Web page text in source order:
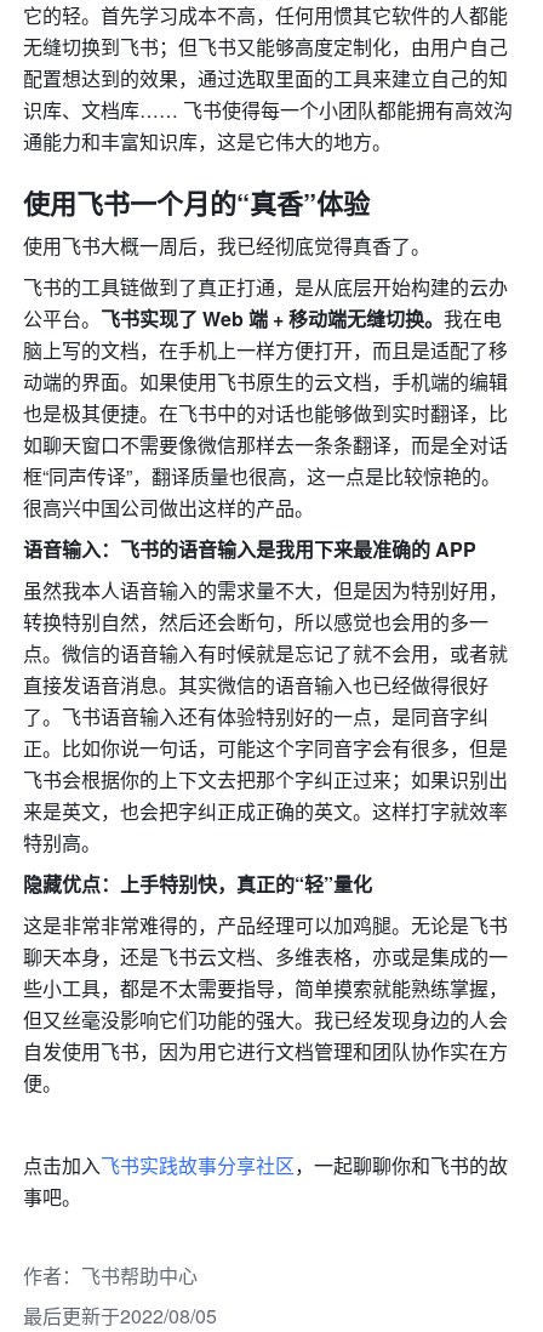
它的轻。首先学习成本不高，任何用惯其它软件的人都能
无缝切换到飞书；但飞书又能够高度定制化，由用户自己
配置想达到的效果，通过选取里面的工具来建立自己的知
识库、文档库…… 飞书使得每一个小团队都能拥有高效沟
通能力和丰富知识库，这是它伟大的地方。
使用飞书一个月的“真香”体验
使用飞书大概一周后，我已经彻底觉得真香了。
飞书的工具链做到了真正打通，是从底层开始构建的云办
公平台。 飞书实现了 Web 端 + 移动端无缝切换。我在电
脑上写的文档，在手机上一样方便打开，而且是适配了移
动端的界面。如果使用飞书原生的云文档，手机端的编辑
也是极其便捷。在飞书中的对话也能够做到实时翻译，比
如聊天窗口不需要像微信那样去一条条翻译，而是全对话
框“同声传译”，翻译质量也很高，这一点是比较惊艳的。
很高兴中国公司做出这样的产品。
语音输入：飞书的语音输入是我用下来最准确的 APP
虽然我本人语音输入的需求量不大，但是因为特别好用，
转换特别自然，然后还会断句，所以感觉也会用的多一
点。微信的语音输入有时候就是忘记了就不会用，或者就
直接发语音消息。其实微信的语音输入也已经做得很好
了。飞书语音输入还有体验特别好的一点，是同音字纠
正。比如你说一句话，可能这个字同音字会有很多，但是
飞书会根据你的上下文去把那个字纠正过来；如果识别出
来是英文，也会把字纠正成正确的英文。这样打字就效率
特别高。
隐藏优点：上手特别快，真正的“轻”量化
这是非常非常难得的，产品经理可以加鸡腿。无论是飞书
聊天本身，还是飞书云文档、多维表格，亦或是集成的一
些小工具，都是不太需要指导，简单摸索就能熟练掌握，
但又丝毫没影响它们功能的强大。我已经发现身边的人会
自发使用飞书，因为用它进行文档管理和团队协作实在方
便。
点击加入飞书实践故事分享社区，一起聊聊你和飞书的故
事吧。
作者： 飞书帮助中心
最后更新于2022/08/05